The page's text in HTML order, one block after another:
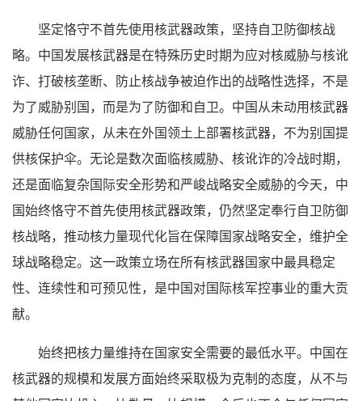
坚定恪守不首先使用核武器政策，坚持自卫防御核战
略。中国发展核武器是在特殊历史时期为应对核威胁与核讹
诈、打破核垄断、防止核战争被迫作出的战略性选择，不是
为了威胁别国，而是为了防御和自卫。中国从未动用核武器
威胁任何国家，从未在外国领土上部署核武器，不为别国提
供核保护伞。无论是数次面临核威胁、核讹诈的冷战时期，
还是面临复杂国际安全形势和严峻战略安全威胁的今天，中
国始终恪守不首先使用核武器政策，仍然坚定奉行自卫防御
核战略，推动核力量现代化旨在保障国家战略安全，维护全
球战略稳定。这一政策立场在所有核武器国家中最具稳定
性、连续性和可预见性，是中国对国际核军控事业的重大贡
献。
始终把核力量维持在国家安全需要的最低水平。中国在
核武器的规模和发展方面始终采取极为克制的态度，从不与